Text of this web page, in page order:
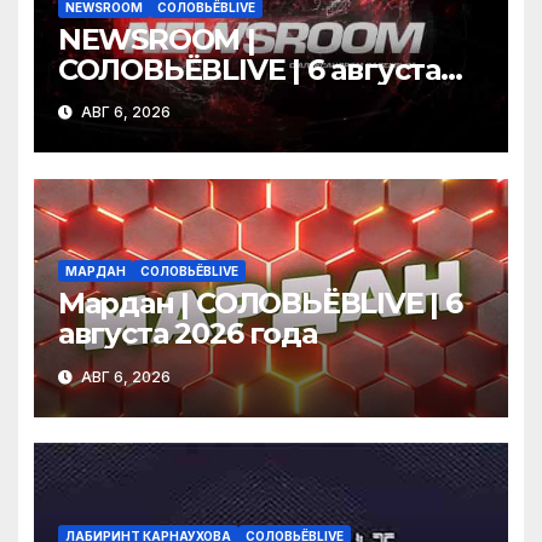
NEWSROOM СОЛОВЬЁВLIVE
NEWSROOM |
СОЛОВЬЁВLIVE | 6 августа
2026 года
АВГ 6, 2026
МАРДАН СОЛОВЬЁВLIVE
Мардан | СОЛОВЬЁВLIVE | 6
августа 2026 года
АВГ 6, 2026
ЛАБИРИНТ КАРНАУХОВА СОЛОВЬЁВLIVE